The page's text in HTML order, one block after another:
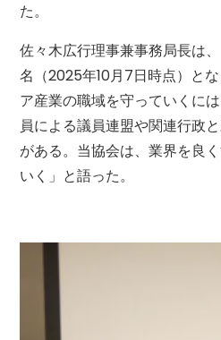
た。
佐々木広行理事兼事務局長は
名（2025年10月7日時点）と
ア産業の職域を守っていくに
員による議員連盟や関連行政
がある。当協会は、業界を良
いく」と語った。